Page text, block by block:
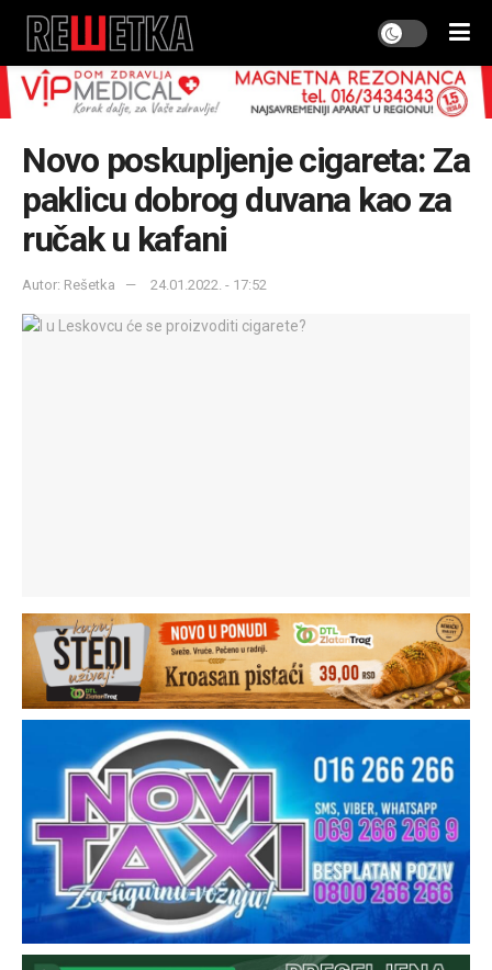
Novo poskupljenje cigareta: Za
paklicu dobrog duvana kao za
ručak u kafani
Autor: Rešetka 24.01.2022. - 17:52